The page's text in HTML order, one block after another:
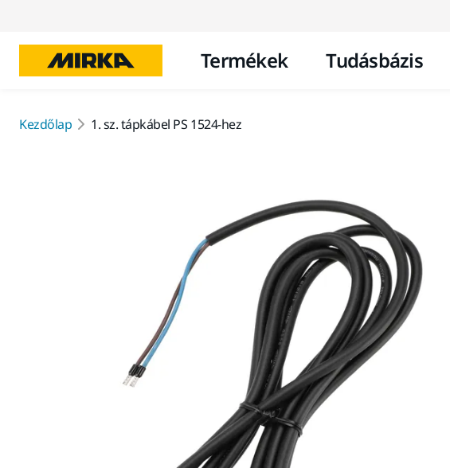
Termékek Tudásbázis
Kezdőlap 1. sz. tápkábel PS 1524-hez